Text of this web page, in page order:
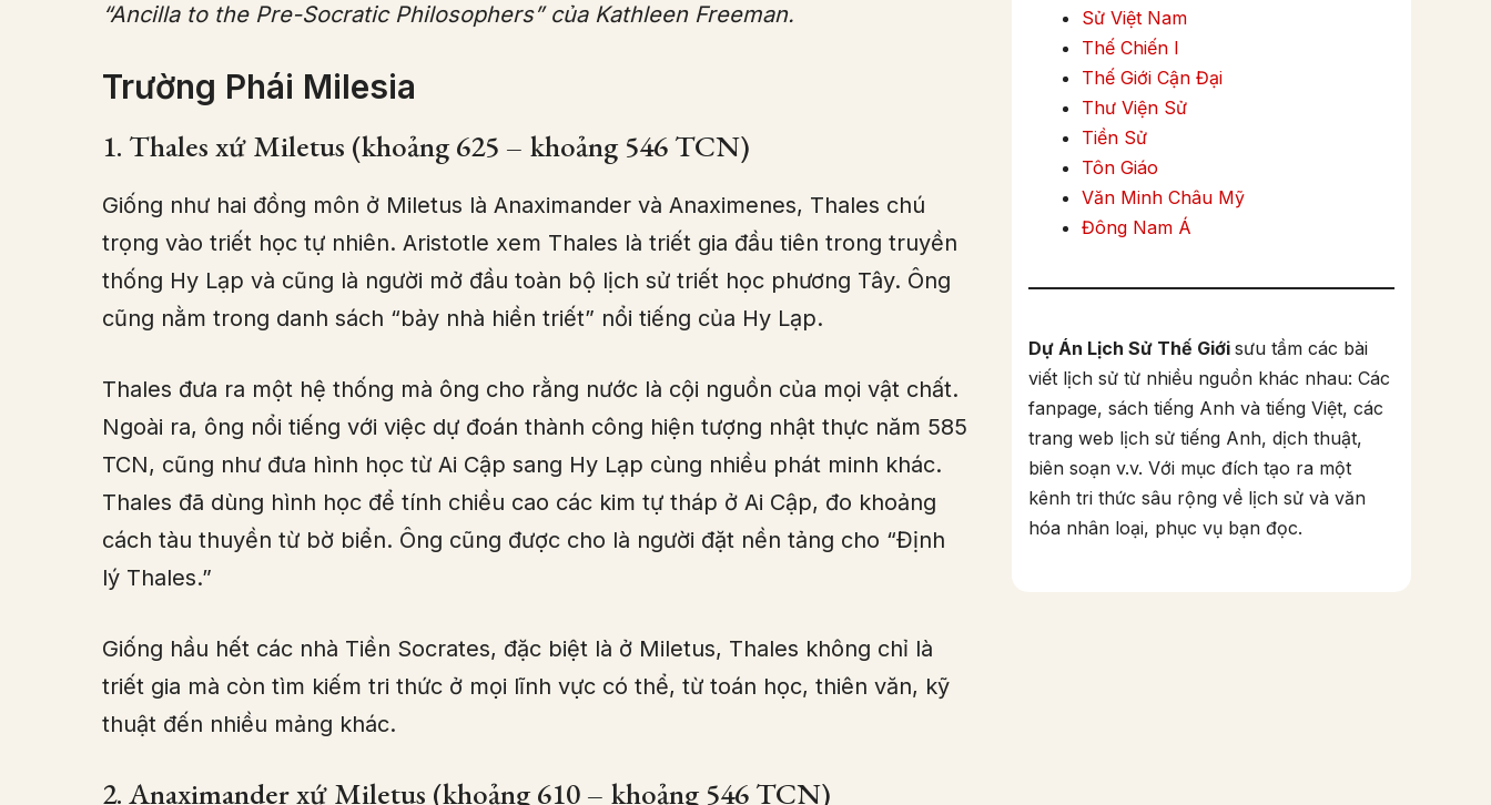
“Ancilla to the Pre-Socratic Philosophers” của Kathleen Freeman.
Trường Phái Milesia
1. Thales xứ Miletus (khoảng 625 – khoảng 546 TCN)
Giống như hai đồng môn ở Miletus là Anaximander và Anaximenes, Thales chú
trọng vào triết học tự nhiên. Aristotle xem Thales là triết gia đầu tiên trong truyền
thống Hy Lạp và cũng là người mở đầu toàn bộ lịch sử triết học phương Tây. Ông
cũng nằm trong danh sách “bảy nhà hiền triết” nổi tiếng của Hy Lạp.
Thales đưa ra một hệ thống mà ông cho rằng nước là cội nguồn của mọi vật chất.
Ngoài ra, ông nổi tiếng với việc dự đoán thành công hiện tượng nhật thực năm 585
TCN, cũng như đưa hình học từ Ai Cập sang Hy Lạp cùng nhiều phát minh khác.
Thales đã dùng hình học để tính chiều cao các kim tự tháp ở Ai Cập, đo khoảng
cách tàu thuyền từ bờ biển. Ông cũng được cho là người đặt nền tảng cho “Định
lý Thales.”
Giống hầu hết các nhà Tiền Socrates, đặc biệt là ở Miletus, Thales không chỉ là
triết gia mà còn tìm kiếm tri thức ở mọi lĩnh vực có thể, từ toán học, thiên văn, kỹ
thuật đến nhiều mảng khác.
2. Anaximander xứ Miletus (khoảng 610 – khoảng 546 TCN)
Sử Việt Nam
Thế Chiến I
Thế Giới Cận Đại
Thư Viện Sử
Tiền Sử
Tôn Giáo
Văn Minh Châu Mỹ
Đông Nam Á
Dự Án Lịch Sử Thế Giới sưu tầm các bài
viết lịch sử từ nhiều nguồn khác nhau: Các
fanpage, sách tiếng Anh và tiếng Việt, các
trang web lịch sử tiếng Anh, dịch thuật,
biên soạn v.v. Với mục đích tạo ra một
kênh tri thức sâu rộng về lịch sử và văn
hóa nhân loại, phục vụ bạn đọc.